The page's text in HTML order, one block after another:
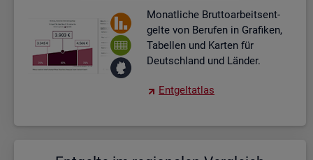
Mo­nat­li­che Brut­to­ar­beits­ent­
gel­te von Be­ru­fen in Gra­fi­ken,
Ta­bel­len und Kar­ten für
Deutsch­land und Län­der.
Ent­gel­t­at­las